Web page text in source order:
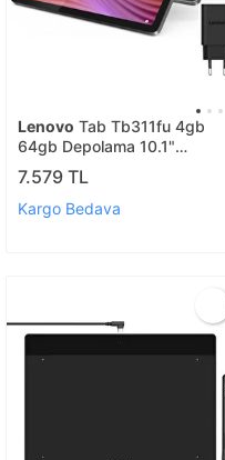
Lenovo Tab Tb311fu 4gb
64gb Depolama 10.1"
Wuxga (1920x1200) Ips
Ip52 Android Tablet -
Zaek0030tr
7.579 TL
Kargo Bedava